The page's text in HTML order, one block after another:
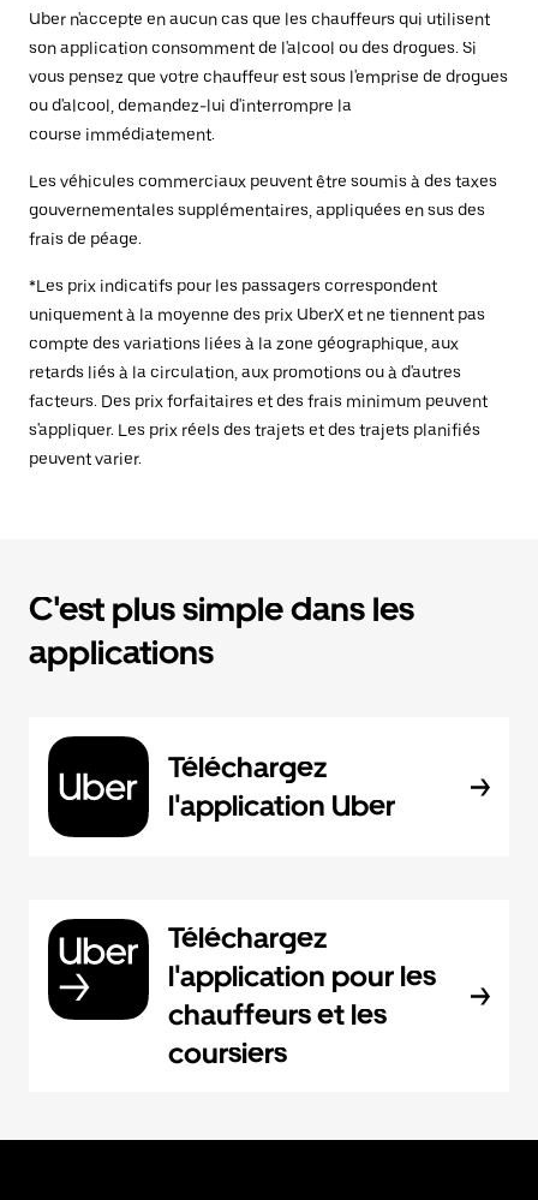
Uber n'accepte en aucun cas que les chauffeurs qui utilisent
son application consomment de l'alcool ou des drogues. Si
vous pensez que votre chauffeur est sous l'emprise de drogues
ou d'alcool, demandez-lui d'interrompre la
course immédiatement.
Les véhicules commerciaux peuvent être soumis à des taxes
gouvernementales supplémentaires, appliquées en sus des
frais de péage.
*Les prix indicatifs pour les passagers correspondent
uniquement à la moyenne des prix UberX et ne tiennent pas
compte des variations liées à la zone géographique, aux
retards liés à la circulation, aux promotions ou à d'autres
facteurs. Des prix forfaitaires et des frais minimum peuvent
s'appliquer. Les prix réels des trajets et des trajets planifiés
peuvent varier.
C'est plus simple dans les
applications
Téléchargez
l'application Uber
Téléchargez
l'application pour les
chauffeurs et les
coursiers